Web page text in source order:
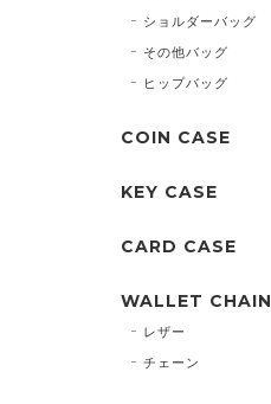
ショルダーバッグ
その他バッグ
ヒップバッグ
COIN CASE
KEY CASE
CARD CASE
WALLET CHAIN
レザー
チェーン